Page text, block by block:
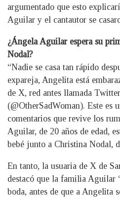
argumentado que esto
Aguilar y el cantautor se
¿Ángela Aguilar espera su
Nodal?
“Nadie se casa tan rápido
expareja, Angelita está
de X, red antes llamada
(@OtherSadWoman). Este es
comentarios que revive los
Aguilar, de 20 años de edad,
bebé junto a Christina Nodal,
En tanto, la usuaria de X de
destacó que la familia Aguilar
boda, antes de que a Angelita